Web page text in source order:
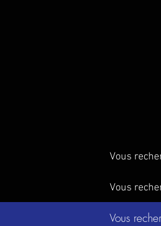
Vous
Vous
Vous